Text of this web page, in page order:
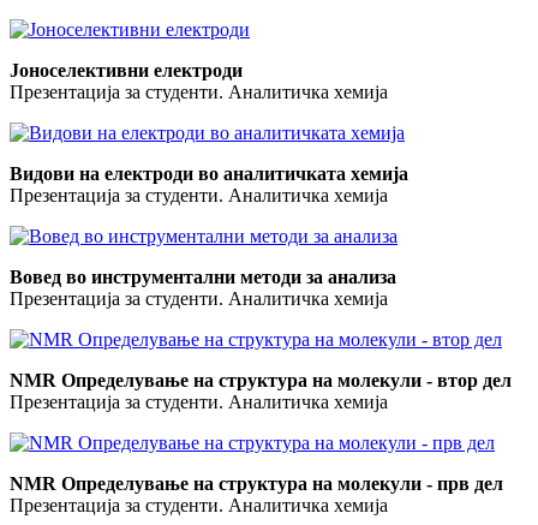
Јоноселективни електроди
Презентација за студенти. Аналитичка хемија
Видови на електроди во аналитичката хемија
Презентација за студенти. Аналитичка хемија
Вовед во инструментални методи за анализа
Презентација за студенти. Аналитичка хемија
NMR Определување на структура на молекули - втор дел
Презентација за студенти. Аналитичка хемија
NMR Определување на структура на молекули - прв дел
Презентација за студенти. Аналитичка хемија